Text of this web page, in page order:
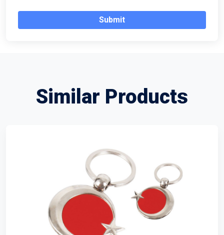
Submit
Similar Products